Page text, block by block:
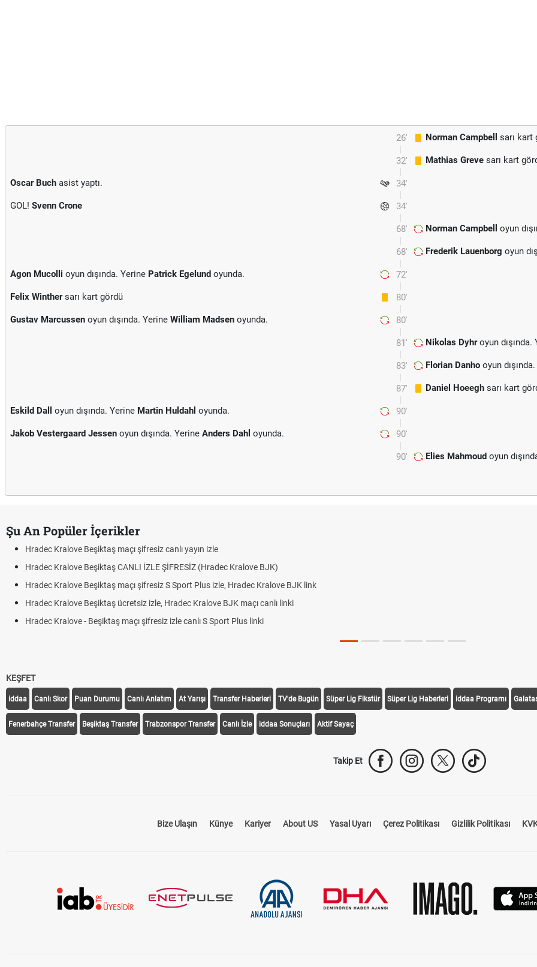
26' Norman Campbell sarı kart
32' Mathias Greve sarı kart
34'
Oscar Buch asist yaptı.
34'
GOL! Svenn Crone
68' Norman Campbell oyun
68' Frederik Lauenborg oyun
72'
Agon Mucolli oyun dışında. Yerine Patrick Egelund oyunda.
80'
Felix Winthersarı kart gördü
80'
Gustav Marcussen oyun dışında. Yerine William Madsen oyunda.
81' Nikolas Dyhroyun dışında.
83' Florian Danho oyun
87' Daniel Hoeegh sarı kart
90'
Eskild Dall oyun dışında. Yerine Martin Huldahl oyunda.
90'
Jakob Vestergaard Jessen oyun dışında. Yerine Anders Dahl oyunda.
90' Elies Mahmoud oyun
Şu An Popüler İçerikler
Hradec Kralove Beşiktaş maçı şifresiz canlı yayın izle
Hradec Kralove Beşiktaş CANLI İZLE ŞİFRESİZ (Hradec Kralove BJK)
Hradec Kralove Beşiktaş maçı şifresiz S Sport Plus izle, Hradec Kralove BJK link
Hradec Kralove Beşiktaş ücretsiz izle, Hradec Kralove BJK maçı canlı linki
Hradec Kralove - Beşiktaş maçı şifresiz izle canlı S Sport Plus linki
KEŞFET
iddaa Canlı Skor Puan Durumu Canlı Anlatım At Yarışı Transfer Haberleri TV'de Bugün Süper Lig Fikstür Süper Lig Haberleri iddaa Programı
Fenerbahçe Transfer Beşiktaş Transfer Trabzonspor Transfer Canlı İzle iddaa Sonuçları Aktif Sayaç
Takip Et
Bize Ulaşın Künye Kariyer About US Yasal Uyarı Çerez Politikası Gizlilik Politikası